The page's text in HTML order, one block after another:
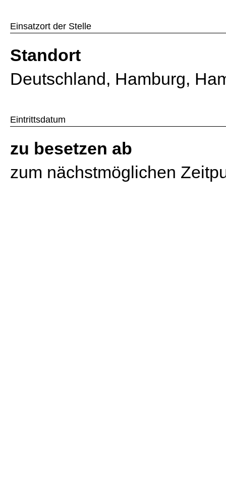
Einsatzort der Stelle
Standort
Deutschland, Hamburg,
Eintrittsdatum
zu besetzen ab
zum nächstmöglichen